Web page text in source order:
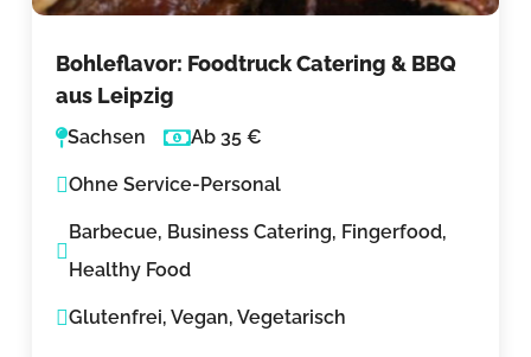
Bohleflavor: Foodtruck Catering & BBQ
aus Leipzig
Sachsen Ab 35 €
Ohne Service-Personal
Barbecue, Business Catering, Fingerfood,
Healthy Food
Glutenfrei, Vegan, Vegetarisch